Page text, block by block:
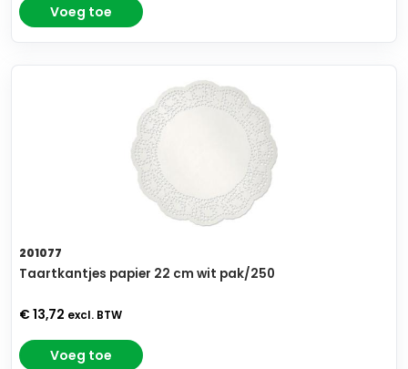
Voeg toe
201077
Taartkantjes papier 22 cm wit pak/250
€ 13,72 excl. BTW
Voeg toe